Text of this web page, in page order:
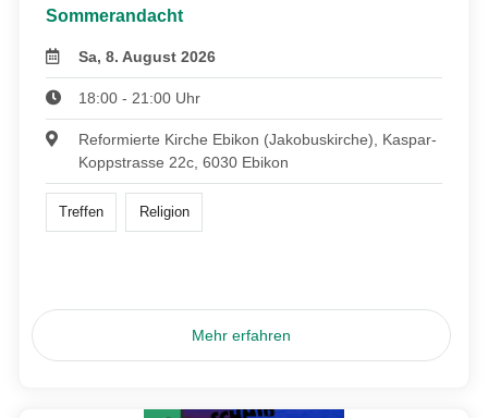
Sommerandacht
Sa, 8. August 2026
18:00 - 21:00 Uhr
Reformierte Kirche Ebikon (Jakobuskirche), Kaspar-
Koppstrasse 22c, 6030 Ebikon
Treffen Religion
Mehr erfahren